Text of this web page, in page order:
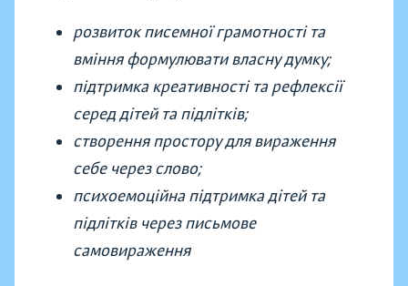
розвиток писемної грамотності та
вміння формулювати власну думку;
підтримка креативності та рефлексії
серед дітей та підлітків;
створення простору для вираження
себе через слово;
психоемоційна підтримка дітей та
підлітків через письмове
самовираження